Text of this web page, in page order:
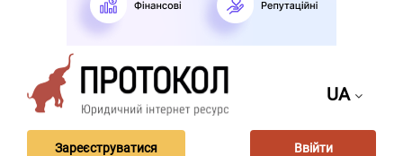
UA
Зареєструватися Ввійти